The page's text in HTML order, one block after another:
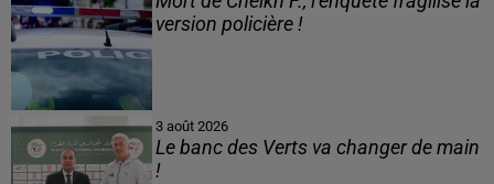
version policière !
3 août 2026
Le banc des Verts va changer de main
!